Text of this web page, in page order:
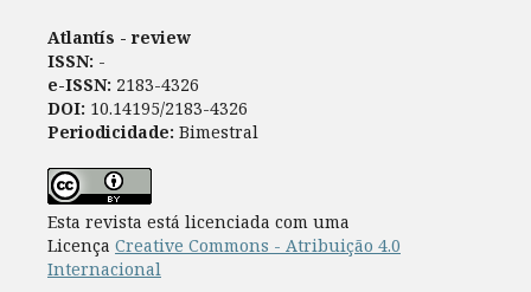
Atlantís - review
ISSN: -
e-ISSN: 2183-4326
DOI: 10.14195/2183-4326
Periodicidade: Bimestral
Esta revista está licenciada com uma
Licença Creative Commons - Atribuição 4.0
Internacional